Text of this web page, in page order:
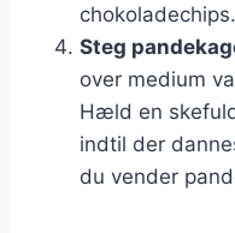
chokoladechips.
Steg
over medium
Hæld en
indtil der
du vender